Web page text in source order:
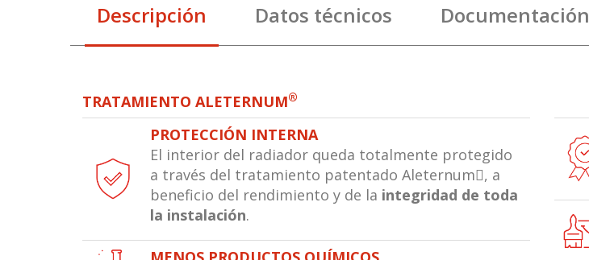
Descripción Datos técnicos Documentación
TRATAMIENTO ALETERNUM®
PROTECCIÓN INTERNA
El interior del radiador queda totalmente protegido
a través del tratamiento patentado Aleternum, a
beneficio del rendimiento y de la integridad de toda
la instalación.